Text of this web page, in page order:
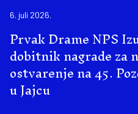
6. juli 2026.
Prvak Drame NPS
dobitnik nagrade za
ostvarenje na 45.
u Jajcu